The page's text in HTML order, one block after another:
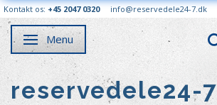
Kontakt os: +45 2047 0320 info@reservedele24-7.dk
Skifte navigation
Menu
reservedele24-7